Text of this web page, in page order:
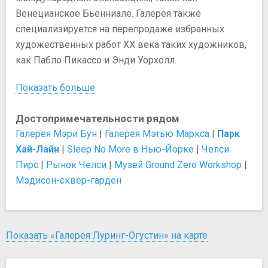
Венецианское Бьенниале. Галерея также
специализируется на перепродаже избранных
художественных работ XX века таких художников,
как Пабло Пикассо и Энди Уорхолл.
Показать больше
Достопримечательности рядом
Галерея Мэри Бун | Галерея Мэтью Маркса | Парк
Хай-Лайн | Sleep No More в Нью-Йорке | Челси
Пирс | Рынок Челси | Музей Ground Zero Workshop |
Мэдисон-сквер-гарден
Показать «Галерея Луринг-Огустин» на карте